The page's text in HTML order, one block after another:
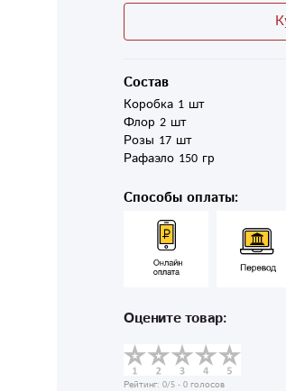
Состав
Коробка 1 шт
Флор 2 шт
Розы 17 шт
Рафаэло 150 гр
Способы оплаты:
Оцените товар:
Рейтинг: 0/5 - 0 голосов